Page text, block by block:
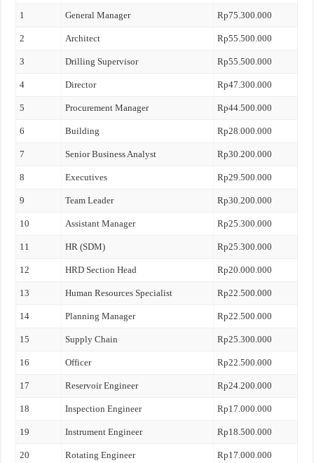
1 General Manager Rp75.300.000
2 Architect Rp55.500.000
3 Drilling Supervisor Rp55.500.000
4 Director Rp47.300.000
5 Procurement Manager Rp44.500.000
6 Building Rp28.000.000
7 Senior Business Analyst Rp30.200.000
8 Executives Rp29.500.000
9 Team Leader Rp30.200.000
10 Assistant Manager Rp25.300.000
11 HR (SDM) Rp25.300.000
12 HRD Section Head Rp20.000.000
13 Human Resources Specialist Rp22.500.000
14 Planning Manager Rp22.500.000
15 Supply Chain Rp25.300.000
16 Officer Rp22.500.000
17 Reservoir Engineer Rp24.200.000
18 Inspection Engineer Rp17.000.000
19 Instrument Engineer Rp18.500.000
20 Rotating Engineer Rp17.000.000